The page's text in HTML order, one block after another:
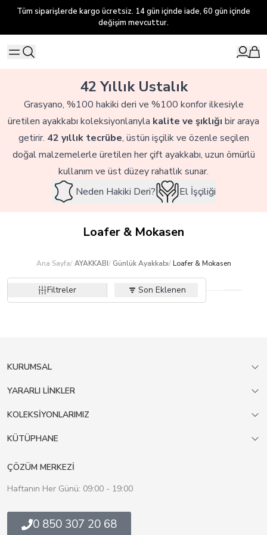
Tüm siparişlerde kargo ücretsiz. 14 gün içinde iade, 60 gün içinde
değişim mevcuttur.
42 Yıllık Ustalık
Grasyano, %100 hakiki deri ve %100 konfor ilkesiyle
üretilen ayakkabı koleksiyonlarıyla kalite ve şıklığı bir araya
getirir. 42 yıllık tecrübe, üstün işçilik ve özenle seçilen
doğal malzemelerle üretilen her çift ayakkabı, uzun ömürlü
kullanım ve üst düzey rahatlık sunar.
Neden Hakiki Deri?
El İşçiliği
Loafer & Mokasen
Filtreler Son Eklenen
Ana Sayfa/ AYAKKABI/ Günlük Ayakkabı/ Loafer & Mokasen
KURUMSAL
YARARLI LİNKLER
KOLEKSİYONLARIMIZ
KÜTÜPHANE
ÇÖZÜM MERKEZİ
Haftanın Her Günü: 09:00 - 19:00
0 850 307 20 68